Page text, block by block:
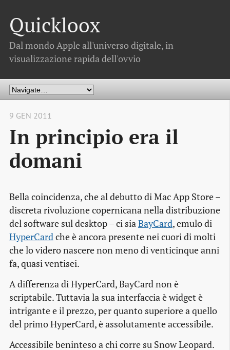
Quickloox
Dal mondo Apple all'universo digitale, in
visualizzazione rapida dell'ovvio
9 GEN 2011
In principio era il
domani
Bella coincidenza, che al debutto di Mac App Store –
discreta rivoluzione copernicana nella distribuzione
del software sul desktop – ci siaBayCard, emulo di
HyperCardche è ancora presente nei cuori di molti
che lo videro nascere non meno di venticinque anni
fa, quasi ventisei.
A differenza di HyperCard, BayCard non è
scriptabile. Tuttavia la sua interfaccia è widget è
intrigante e il prezzo, per quanto superiore a quello
del primo HyperCard, è assolutamente accessibile.
Accessibile beninteso a chi corre su Snow Leopard.